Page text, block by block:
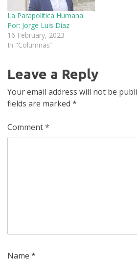
La Parapolítica Humana.
Por: Jorge Luis Díaz
16 February, 2023
In "Columnas"
Leave a Reply
Your email address will not be
fields are marked *
Comment*
Name *